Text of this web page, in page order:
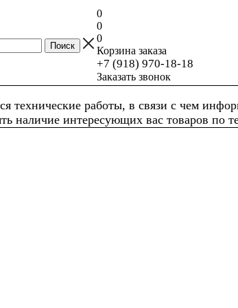
0
0
0
Корзина заказа
+7 (918) 970-18-18
Заказать звонок
технические работы, в связи с чем
наличие интересующих вас товаров по